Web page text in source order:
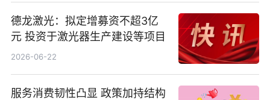
德龙激光：拟定增募资不超3亿
元 投资于激光器生产建设等项目
2026-06-22
服务消费韧性凸显 政策加持结构